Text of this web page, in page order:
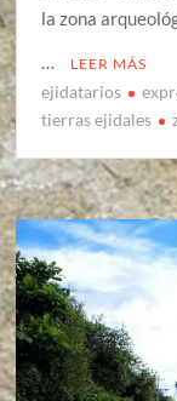
la zona
…
LEER MÁS
ejidatarios
tierras ejidales